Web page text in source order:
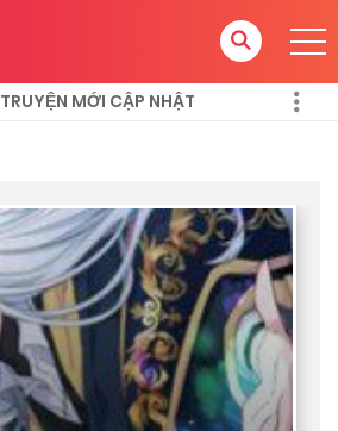
TRUYỆN MỚI CẬP NHẬT